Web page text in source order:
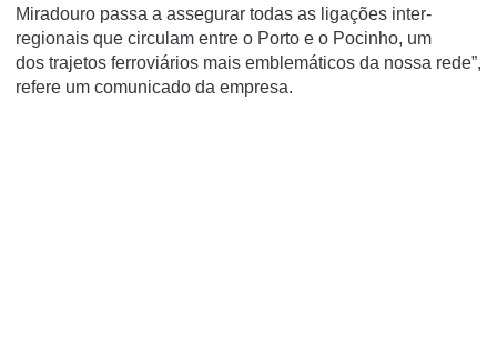
Miradouro passa a assegurar todas as ligações inter-
regionais que circulam entre o Porto e o Pocinho, um
dos trajetos ferroviários mais emblemáticos da nossa rede”,
refere um comunicado da empresa.